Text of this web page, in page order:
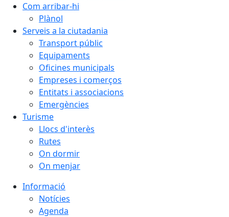
Com arribar-hi
Plànol
Serveis a la ciutadania
Transport públic
Equipaments
Oficines municipals
Empreses i comerços
Entitats i associacions
Emergències
Turisme
Llocs d'interès
Rutes
On dormir
On menjar
Informació
Notícies
Agenda